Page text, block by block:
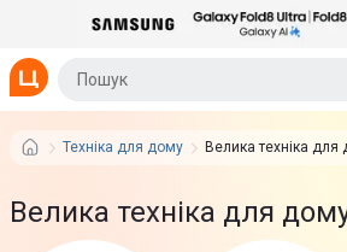
Техніка для дому Велика техніка для
Велика техніка для